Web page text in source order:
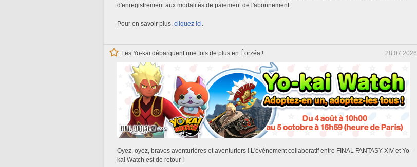
d'enregistrement aux modalités de paiement de l'abonnement.
Pour en savoir plus, cliquez ici
Les Yo-kai débarquent une fois de plus en Éorzéa ! 28.07.2026
Oyez, oyez, braves aventurières et aventuriers ! L'événement collaboratif entre FINAL FANTASY XIV et Yo-
kai Watch est de retour !